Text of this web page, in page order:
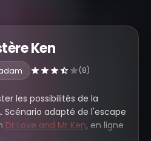
Ken
(8)
les possibilités de la
Scénario adapté de l'escape
Dr Love and Mr Ken, en ligne